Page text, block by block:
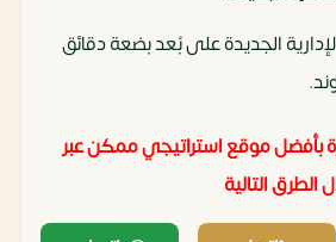
الجديدة على بُعد بضعة دقائق
بأفضل موقع استراتيجي ممكن عبر
التالية